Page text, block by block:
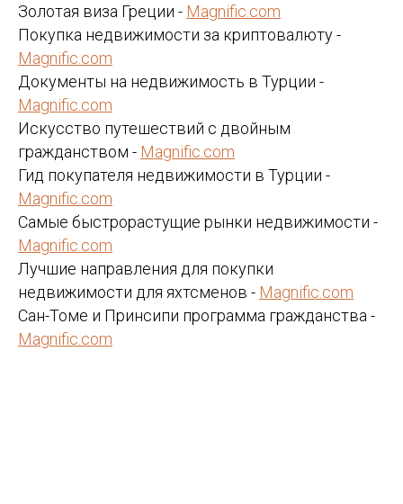
Золотая виза Греции - Magnific.com
Покупка недвижимости за криптовалюту -
Magnific.com
Документы на недвижимость в Турции -
Magnific.com
Искусство путешествий с двойным
гражданством - Magnific.com
Гид покупателя недвижимости в Турции -
Magnific.com
Самые быстрорастущие рынки недвижимости -
Magnific.com
Лучшие направления для покупки
недвижимости для яхтсменов - Magnific.com
Сан-Томе и Принсипи программа гражданства -
Magnific.com